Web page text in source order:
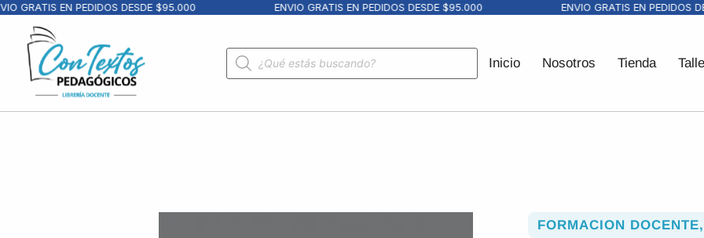
EN PEDIDOS DESDE $95.000 ENVIO GRATIS EN PEDIDOS DESDE $95.000 ENVIO GRATIS EN PEDIDOS
Inicio Nosotros Tienda
FORMACION DOCENTE,